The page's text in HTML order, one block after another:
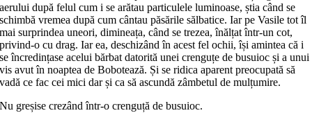
aerului după felul cum i se arătau particulele luminoase, știa când se
schimbă vremea după cum cântau păsările sălbatice. Iar pe Vasile tot îl
mai surprindea uneori, dimineața, când se trezea, înălțat într-un cot,
privind-o cu drag. Iar ea, deschizând în acest fel ochii, își amintea că i
se încredințase acelui bărbat datorită unei crenguțe de busuioc și a unui
vis avut în noaptea de Bobotează. Și se ridica aparent preocupată să
vadă ce fac cei mici dar și ca să ascundă zâmbetul de mulțumire.
Nu greșise crezând într-o crenguță de busuioc.